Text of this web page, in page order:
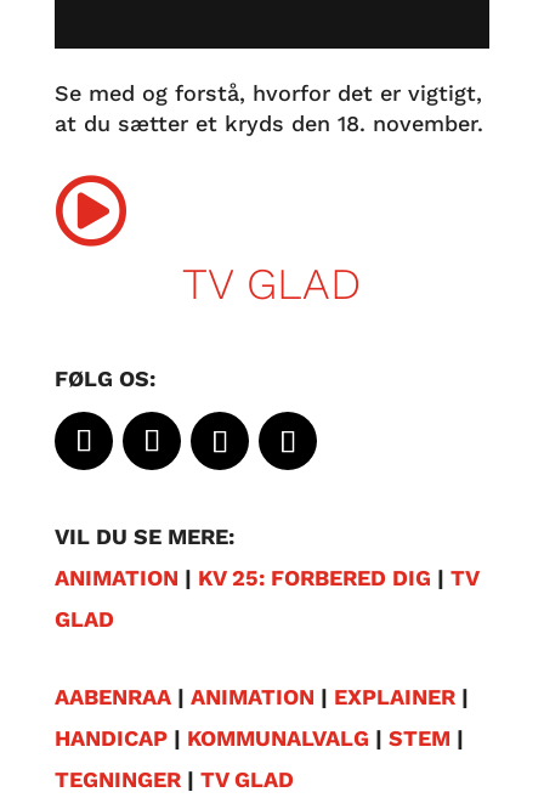
Se med og forstå, hvorfor det er vigtigt,
at du sætter et kryds den 18. november.

TV GLAD
FØLG OS:
VIL DU SE MERE:
ANIMATION | KV 25: FORBERED DIG | TV
GLAD
AABENRAA| ANIMATION | EXPLAINER|
HANDICAP| KOMMUNALVALG | STEM |
TEGNINGER| TV GLAD